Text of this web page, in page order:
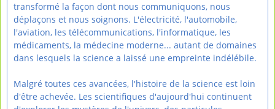
transformé la façon dont nous communiquons, nous
déplaçons et nous soignons. L'électricité, l'automobile,
l'aviation, les télécommunications, l'informatique, les
médicaments, la médecine moderne... autant de domaines
dans lesquels la science a laissé une empreinte indélébile.
Malgré toutes ces avancées, l'histoire de la science est loin
d'être achevée. Les scientifiques d'aujourd'hui continuent